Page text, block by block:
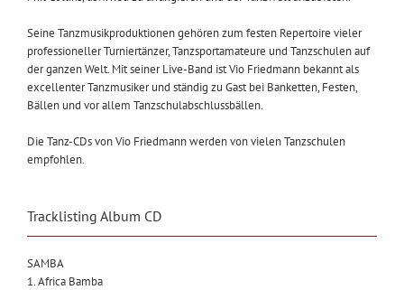
Seine Tanzmusikproduktionen gehören zum festen Repertoire vieler
professioneller Turniertänzer, Tanzsportamateure und Tanzschulen auf
der ganzen Welt. Mit seiner Live-Band ist Vio Friedmann bekannt als
excellenter Tanzmusiker und ständig zu Gast bei Banketten, Festen,
Bällen und vor allem Tanzschulabschlussbällen.
Die Tanz-CDs von Vio Friedmann werden von vielen Tanzschulen
empfohlen.
Tracklisting Album CD
SAMBA
1. Africa Bamba